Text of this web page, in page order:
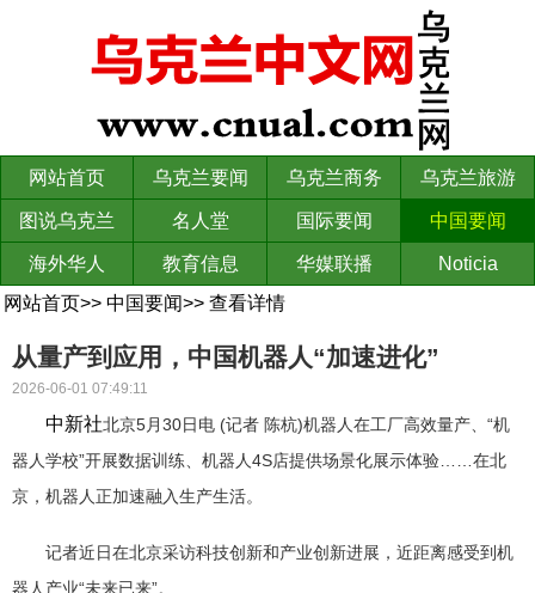
网站首页 乌克兰要闻 乌克兰商务 乌克兰旅游
图说乌克兰 名人堂 国际要闻 中国要闻
海外华人 教育信息 华媒联播
Noticia
网站首页>> 中国要闻>> 查看详情
从量产到应用，中国机器人“加速进化”
2026-06-01 07:49:11
中新社北京5月30日电 (记者 陈杭)机器人在工厂高效量产、“机
器人学校”开展数据训练、机器人4S店提供场景化展示体验……在北
京，机器人正加速融入生产生活。
记者近日在北京采访科技创新和产业创新进展，近距离感受到机
器人产业“未来已来”。